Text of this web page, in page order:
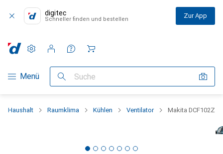
digitec
Schneller finden und bestellen Zur App
Navigation nach Kategorien
Menü Suche
Einstellungen
Kundenkonto
Vergleichslisten
Merklisten
Warenkorb
Haushalt Raumklima Kühlen Ventilator Makita DCF102Z